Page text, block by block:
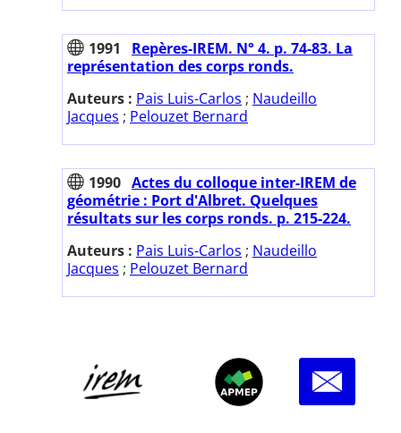
1991
Repères-IREM. N° 4. p. 74-83. La
représentation des corps ronds.
Auteurs : Pais Luis-Carlos ; Naudeillo
Jacques ; Pelouzet Bernard
1990 Actes du colloque inter-IREM de
géométrie : Port d'Albret. Quelques
résultats sur les corps ronds. p. 215-224.
Auteurs : Pais Luis-Carlos ; Naudeillo
Jacques ; Pelouzet Bernard